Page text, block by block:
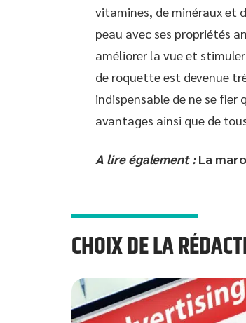
vitamines, de minéraux et
peau avec ses propriétés
améliorer la vue et
de roquette est devenue
indispensable de ne se
avantages ainsi que de
A lire également : La
CHOIX DE LA